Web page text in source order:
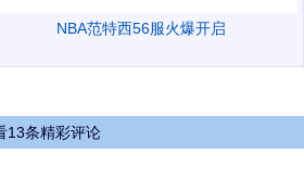
NBA范特西56服火爆开启
13条精彩评论